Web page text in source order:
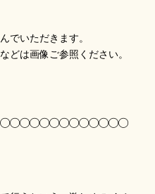
でいただきます。
どは画像ご参照ください。